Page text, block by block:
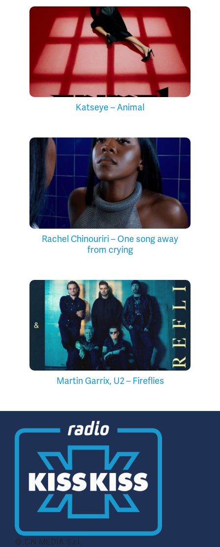
Katseye – Animal
Rachel Chinouriri – One song away
from crying
Martin Garrix, U2 – Fireflies
© CN MEDIA S.r.l.